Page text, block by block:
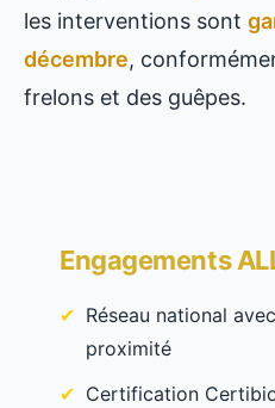
les interventions sont
décembre,
frelons et des guêpes.
Engagements
Réseau national
proximité
Certification